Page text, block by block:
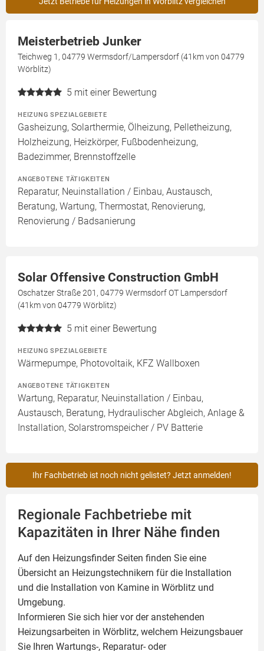
Meisterbetrieb Junker
Teichweg 1, 04779 Wermsdorf/Lampersdorf (41km von 04779
Wörblitz)
5 mit einer Bewertung
HEIZUNG SPEZIALGEBIETE
Gasheizung, Solarthermie, Ölheizung, Pelletheizung,
Holzheizung, Heizkörper, Fußbodenheizung,
Badezimmer, Brennstoffzelle
ANGEBOTENE TÄTIGKEITEN
Reparatur, Neuinstallation / Einbau, Austausch,
Beratung, Wartung, Thermostat, Renovierung,
Renovierung / Badsanierung
Solar Offensive Construction GmbH
Oschatzer Straße 201, 04779 Wermsdorf OT Lampersdorf
(41km von 04779 Wörblitz)
5 mit einer Bewertung
HEIZUNG SPEZIALGEBIETE
Wärmepumpe, Photovoltaik, KFZ Wallboxen
ANGEBOTENE TÄTIGKEITEN
Wartung, Reparatur, Neuinstallation / Einbau,
Austausch, Beratung, Hydraulischer Abgleich, Anlage &
Installation, Solarstromspeicher / PV Batterie
Ihr Fachbetrieb ist noch nicht gelistet? Jetzt anmelden!
Regionale Fachbetriebe mit
Kapazitäten in Ihrer Nähe finden
Auf den Heizungsfinder Seiten finden Sie eine
Übersicht an Heizungstechnikern für die Installation
und die Installation von Kamine in Wörblitz und
Umgebung.
Informieren Sie sich hier vor der anstehenden
Heizungsarbeiten in Wörblitz, welchem Heizungsbauer
Sie Ihren Wartungs-, Reparatur- oder